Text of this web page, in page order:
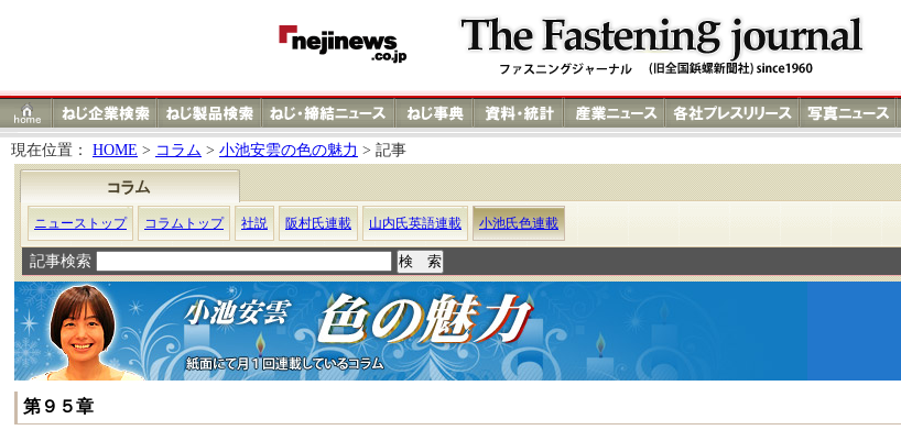
現在位置： HOME > コラム > 小池安雲の色の魅力 > 記事
ニューストップ コラムトップ 社説 阪村氏連載 山内氏英語連載 小池氏色連載
記事検索
第９５章